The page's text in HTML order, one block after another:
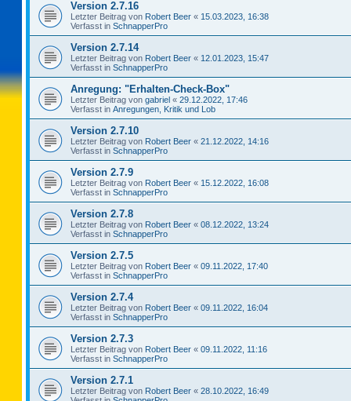
Version 2.7.16
Letzter Beitrag von Robert Beer « 15.03.2023, 16:38
Verfasst in SchnapperPro
Version 2.7.14
Letzter Beitrag von Robert Beer « 12.01.2023, 15:47
Verfasst in SchnapperPro
Anregung: "Erhalten-Check-Box"
Letzter Beitrag von gabriel « 29.12.2022, 17:46
Verfasst in Anregungen, Kritik und Lob
Version 2.7.10
Letzter Beitrag von Robert Beer « 21.12.2022, 14:16
Verfasst in SchnapperPro
Version 2.7.9
Letzter Beitrag von Robert Beer « 15.12.2022, 16:08
Verfasst in SchnapperPro
Version 2.7.8
Letzter Beitrag von Robert Beer « 08.12.2022, 13:24
Verfasst in SchnapperPro
Version 2.7.5
Letzter Beitrag von Robert Beer « 09.11.2022, 17:40
Verfasst in SchnapperPro
Version 2.7.4
Letzter Beitrag von Robert Beer « 09.11.2022, 16:04
Verfasst in SchnapperPro
Version 2.7.3
Letzter Beitrag von Robert Beer « 09.11.2022, 11:16
Verfasst in SchnapperPro
Version 2.7.1
Letzter Beitrag von Robert Beer « 28.10.2022, 16:49